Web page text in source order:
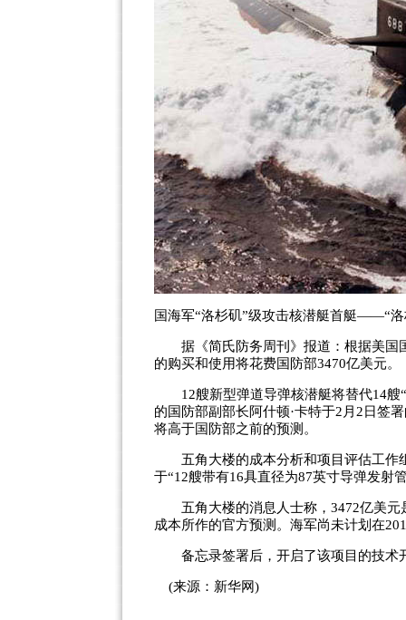
国海军“洛杉矶”级攻击核潜艇首艇——“洛
据《简氏防务周刊》报道：根据美国
的购买和使用将花费国防部3470亿美元。
12艘新型弹道导弹核潜艇将替代14艘“
的国防部副部长阿什顿·卡特于2月2日签
将高于国防部之前的预测。
五角大楼的成本分析和项目评估工作
于“12艘带有16具直径为87英寸导弹发射
五角大楼的消息人士称，3472亿美元
成本所作的官方预测。海军尚未计划在
备忘录签署后，开启了该项目的技术
(来源：新华网)